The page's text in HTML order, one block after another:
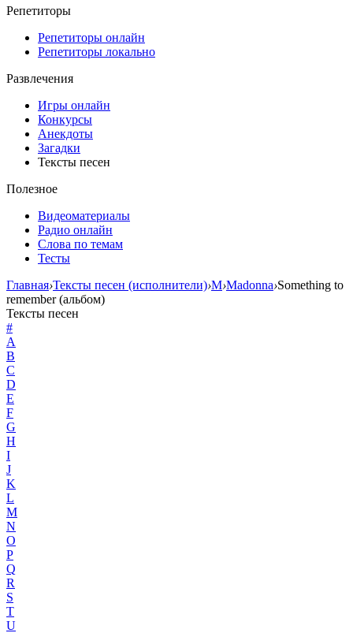
Репетиторы
Репетиторы онлайн
Репетиторы локально
Развлечения
Игры онлайн
Конкурсы
Анекдоты
Загадки
Тексты песен
Полезное
Видеоматериалы
Радио онлайн
Слова по темам
Тесты
Главная›Тексты песен (исполнители)›M›Madonna›Something to
remember (альбом)
Тексты песен
#
A
B
C
D
E
F
G
H
I
J
K
L
M
N
O
P
Q
R
S
T
U